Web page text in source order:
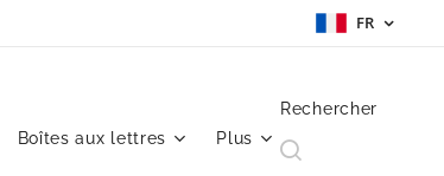
FR
Boîtes aux lettres Plus
Rechercher